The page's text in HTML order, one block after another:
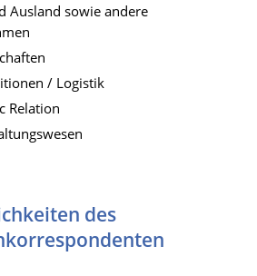
Ausland sowie andere
/ Logistik
Relation
des